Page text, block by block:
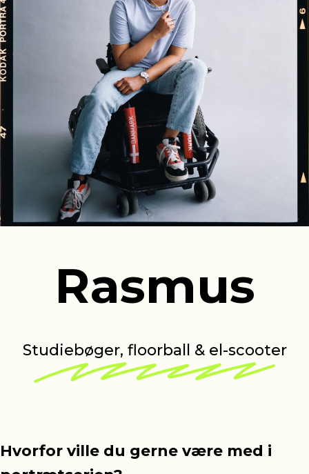
Rasmus
Studiebøger, floorball & el-scooter
Hvorfor ville du gerne være med i